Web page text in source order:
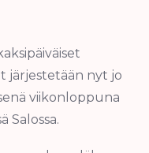
järjestetään nyt jo
viikonloppuna
Salossa.